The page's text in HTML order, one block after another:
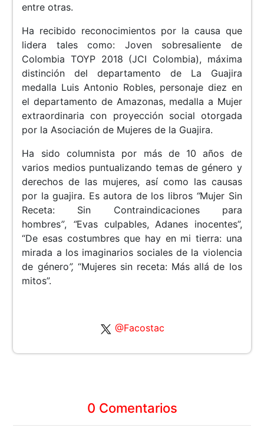
entre otras.
Ha recibido reconocimientos por la causa que
lidera tales como: Joven sobresaliente de
Colombia TOYP 2018 (JCI Colombia), máxima
distinción del departamento de La Guajira
medalla Luis Antonio Robles, personaje diez en
el departamento de Amazonas, medalla a Mujer
extraordinaria con proyección social otorgada
por la Asociación de Mujeres de la Guajira.
Ha sido columnista por más de 10 años de
varios medios puntualizando temas de género y
derechos de las mujeres, así como las causas
por la guajira. Es autora de los libros “Mujer Sin
Receta: Sin Contraindicaciones para
hombres”, “Evas culpables, Adanes inocentes”,
“De esas costumbres que hay en mi tierra: una
mirada a los imaginarios sociales de la violencia
de género”, “Mujeres sin receta: Más allá de los
mitos”.
@Facostac
0 Comentarios